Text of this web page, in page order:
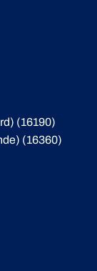
(16190)
(16360)